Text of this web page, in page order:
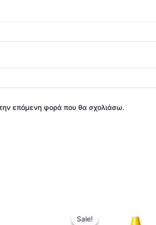
επόμενη φορά που θα σχολιάσω.
Sale!
Sale!
price